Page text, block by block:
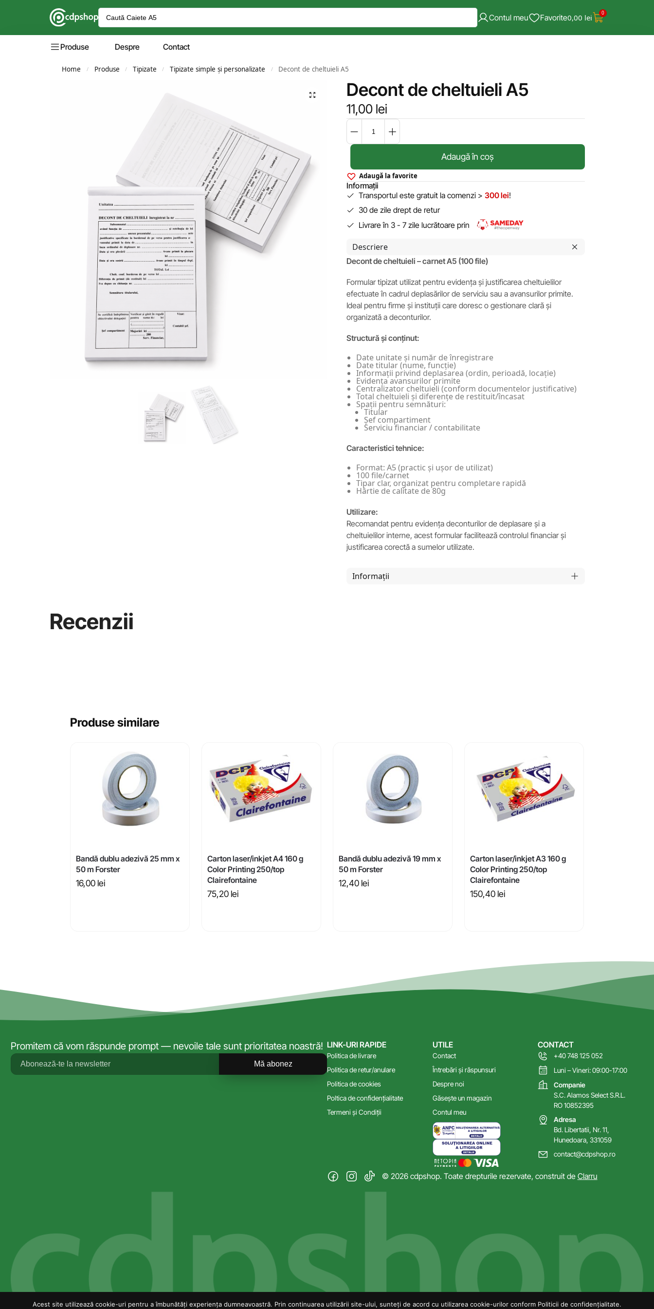
Contul meu Favorite0,00 lei 0
Produse Despre Contact
Home / Produse / Tipizate / Tipizate simple și personalizate / Decont de cheltuieli A5
Decont de cheltuieli A5
11,00 lei
Adaugă în coș
Adaugă la favorite
Informații
Transportul este gratuit la comenzi > 300 lei!
30 de zile drept de retur
Livrare în 3 - 7 zile lucrătoare prin
Descriere
Decont de cheltuieli – carnet A5 (100 file)
Formular tipizat utilizat pentru evidența și justificarea cheltuielilor
efectuate în cadrul deplasărilor de serviciu sau a avansurilor primite.
Ideal pentru firme și instituții care doresc o gestionare clară și
organizată a deconturilor.
Structură și conținut:
Date unitate și număr de înregistrare
Date titular (nume, funcție)
Informații privind deplasarea (ordin, perioadă, locație)
Evidența avansurilor primite
Centralizator cheltuieli (conform documentelor justificative)
Total cheltuieli și diferențe de restituit/încasat
Spații pentru semnături:
Titular
Șef compartiment
Serviciu financiar / contabilitate
Caracteristici tehnice:
Format: A5 (practic și ușor de utilizat)
100 file/carnet
Tipar clar, organizat pentru completare rapidă
Hârtie de calitate de 80g
Utilizare:
Recomandat pentru evidența deconturilor de deplasare și a
cheltuielilor interne, acest formular facilitează controlul financiar și
justificarea corectă a sumelor utilizate.
Informații
Recenzii
Produse similare
Bandă dublu adezivă 25 mm x
50 m Forster
16,00 lei
Carton laser/inkjet A4 160 g
Color Printing 250/top
Clairefontaine
75,20 lei
Bandă dublu adezivă 19 mm x
50 m Forster
12,40 lei
Carton laser/inkjet A3 160 g
Color Printing 250/top
Clairefontaine
150,40 lei
Promitem că vom răspunde prompt — nevoile tale sunt prioritatea noastră!
Mă abonez
LINK-URI RAPIDE
Politica de livrare
Politica de retur/anulare
Politica de cookies
Poltica de confidențialitate
Termeni și Condiții
UTILE
Contact
Întrebări și răspunsuri
Despre noi
Găsește un magazin
Contul meu
CONTACT
+40 748 125 052
Luni – Vineri: 09:00-17:00
Companie
S.C. Alamos Select S.R.L.
RO 10852395
Adresa
Bd. Libertatii, Nr. 11,
Hunedoara, 331059
contact@cdpshop.ro
© 2026 cdpshop. Toate drepturile rezervate, construit de Clarru
Acest site utilizează cookie-uri pentru a îmbunătăți experiența dumneavoastră. Prin continuarea utilizării site-ului, sunteți de acord cu utilizarea cookie-urilor conform Politicii de confidențialitate.